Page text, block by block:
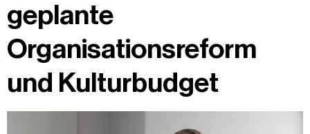
geplante
Organisationsreform
und Kulturbudget